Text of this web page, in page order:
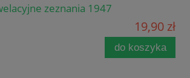
zeznania 1947
19,90 zł
do koszyka